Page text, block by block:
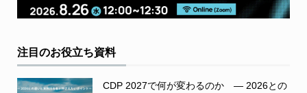
注目のお役立ち資料
CDP 2027で何が変わるのか ― 2026との